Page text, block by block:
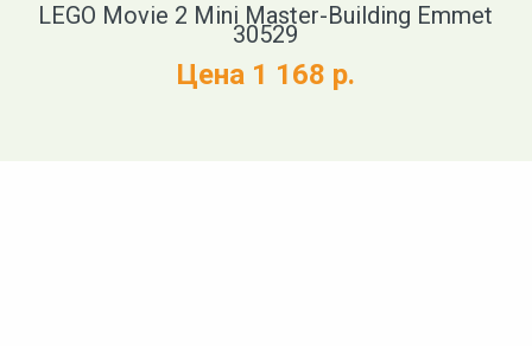
LEGO Movie 2 Mini Master-Building Emmet
30529
Цена 1 168 р.